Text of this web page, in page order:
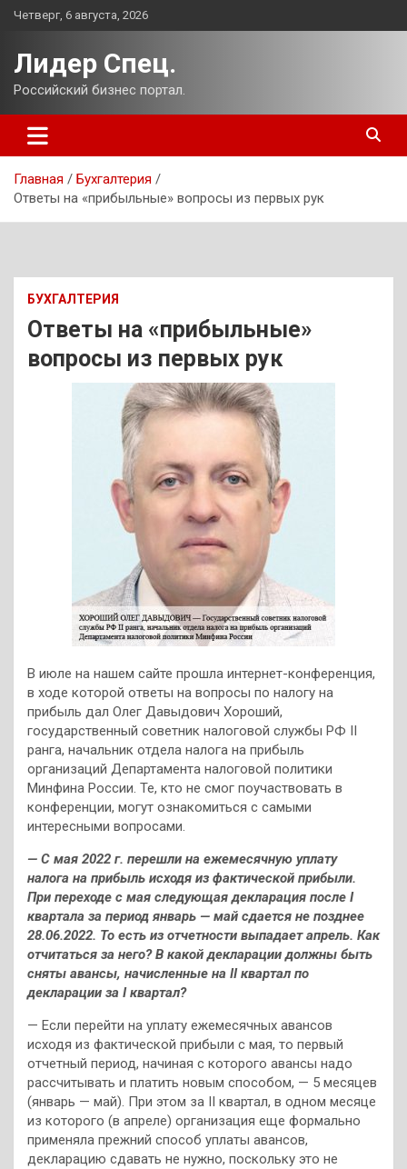
Перейти
Четверг, 6 августа, 2026
Лидер Спец.
Российский бизнес портал.
Главная
Бухгалтерия
Ответы на «прибыльные» вопросы из первых рук
БУХГАЛТЕРИЯ
Ответы на «прибыльные»
вопросы из первых рук
В июле на нашем сайте прошла интернет-конференция,
в ходе которой ответы на вопросы по налогу на
прибыль дал Олег Давыдович Хороший,
государственный советник налоговой службы РФ II
ранга, начальник отдела налога на прибыль
организаций Департамента налоговой политики
Минфина России. Те, кто не смог поучаствовать в
конференции, могут ознакомиться с самыми
интересными вопросами.
— С мая 2022 г. перешли на ежемесячную уплату
налога на прибыль исходя из фактической прибыли.
При переходе с мая следующая декларация после I
квартала за период январь — май сдается не позднее
28.06.2022. То есть из отчетности выпадает апрель. Как
отчитаться за него? В какой декларации должны быть
сняты авансы, начисленные на II квартал по
декларации за I квартал?
— Если перейти на уплату ежемесячных авансов
исходя из фактической прибыли с мая, то первый
отчетный период, начиная с которого авансы надо
рассчитывать и платить новым способом, — 5 месяцев
(январь — май). При этом за II квартал, в одном месяце
из которого (в апреле) организация еще формально
применяла прежний способ уплаты авансов,
декларацию сдавать не нужно, поскольку это не